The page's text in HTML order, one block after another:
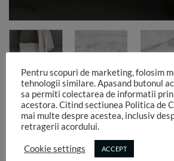
Paturi boho style 2×2
85,00leifor 1 pcs.
Dimensiune: aprox 2m x 2m
Pentru scopuri de marketing, folosim
tehnologii similare. Apasand butonul
sa permiti colectarea de informatii
acestora. Citind sectiunea Politica de
mai multe despre acestea, inclusiv
retragerii acordului.
Cookie settings ACCEPT